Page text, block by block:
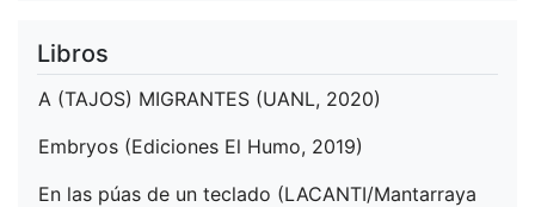
Libros
A (TAJOS) MIGRANTES (UANL, 2020)
Embryos (Ediciones El Humo, 2019)
En las púas de un teclado (LACANTI/Mantarraya